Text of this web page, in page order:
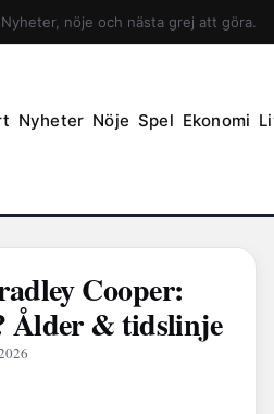
Nyheter, nöje och nästa grej att göra.
Nyheter Nöje Spel Ekonomi
Cooper:
Ålder & tidslinje